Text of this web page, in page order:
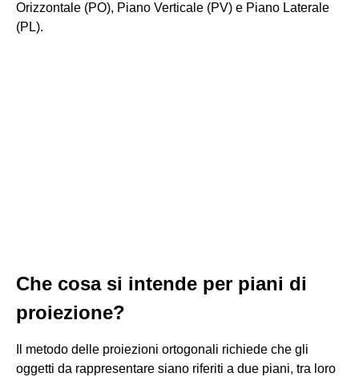
Orizzontale (PO), Piano Verticale (PV) e Piano Laterale
(PL).
Che cosa si intende per piani di
proiezione?
Il metodo delle proiezioni ortogonali richiede che gli
oggetti da rappresentare siano riferiti a due piani, tra loro